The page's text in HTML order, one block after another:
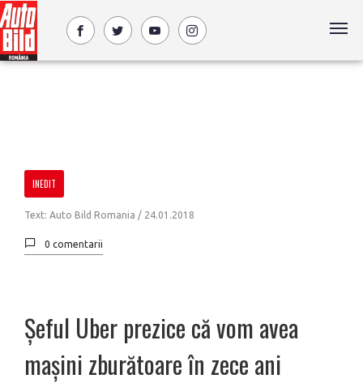
INEDIT
Text: Auto Bild Romania / 24.01.2018
0 comentarii
Șeful Uber prezice că vom avea
mașini zburătoare în zece ani